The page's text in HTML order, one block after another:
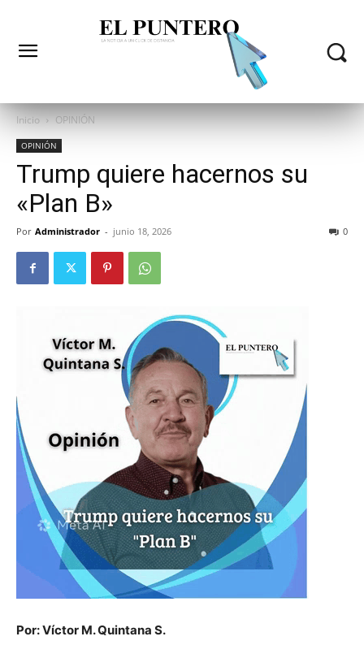
Inicio OPINIÓN
OPINIÓN
Trump quiere hacernos su
«Plan B»
Por Administrador - junio 18, 2026 0
Por: Víctor M. Quintana S.